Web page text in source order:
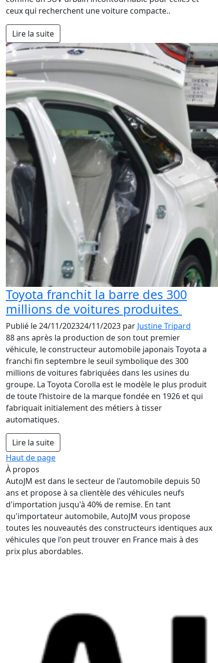
ceux qui recherchent une voiture compacte..
Lire la suite
Toyota franchit la barre des 300
millions de voitures produites
Publié le24/11/202324/11/2023 par Justine Tripard
88 ans après la production de son tout premier
véhicule, le constructeur automobile japonais Toyota a
franchi fin septembre le seuil symbolique des 300
millions de voitures fabriquées dans les usines du
groupe. La Toyota Corolla est le modèle le plus produit
de toute l’histoire de la marque fondée en 1926 et qui
fabriquait initialement des métiers à tisser
automatiques.
Lire la suite
Haut de page
À propos
AutoJM est dans le secteur de l'automobile depuis 50
ans et propose à sa clientèle des véhicules neufs
d'importation jusqu'à 40% de remise. En tant
qu'importateur automobile, AutoJM vous propose
toutes les nouveautés des constructeurs identiques aux
véhicules que l'on peut trouver en France mais à des
prix plus abordables.